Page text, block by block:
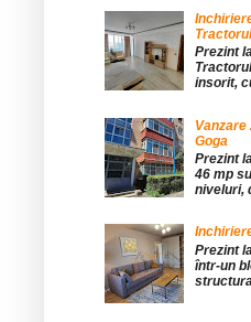
Prezint
insorit,
Vanzare
Goga
Prezint
46 mp
niveluri,
Prezint
într-un